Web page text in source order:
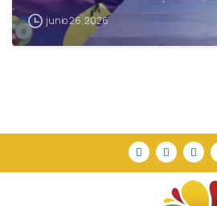
junio 26, 2026